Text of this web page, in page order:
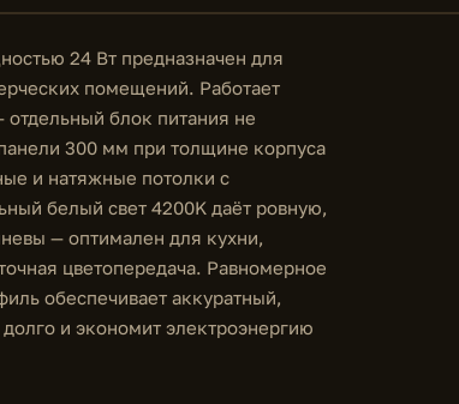
24 Вт предназначен для
помещений. Работает
блок питания не
300 мм при толщине корпуса
и натяжные потолки с
белый свет 4200K даёт ровную,
— оптимален для кухни,
цветопередача. Равномерное
обеспечивает аккуратный,
и экономит электроэнергию